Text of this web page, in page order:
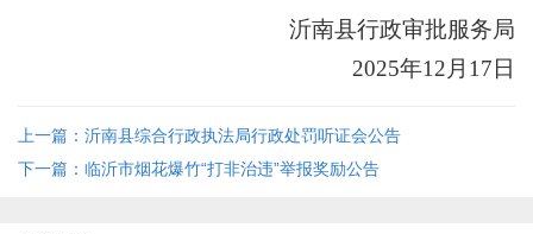
沂南县行政审批服务局
2025年12月17日
上一篇：沂南县综合行政执法局行政处罚听证会公告
下一篇：临沂市烟花爆竹“打非治违”举报奖励公告